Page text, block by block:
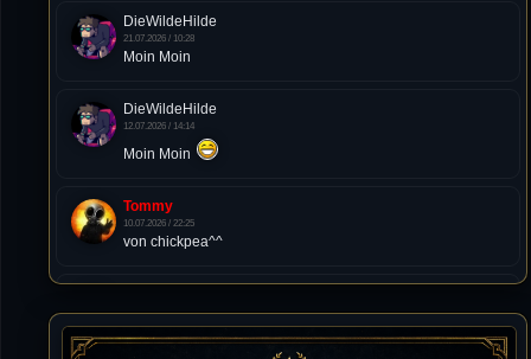
DieWildeHilde
21.07.2026 / 10:28
Moin Moin
DieWildeHilde
12.07.2026 / 14:14
Moin Moin
Tommy
10.07.2026 / 22:25
von chickpea^^
Letzte Aktivität:
27. Dez 2023, 22:48